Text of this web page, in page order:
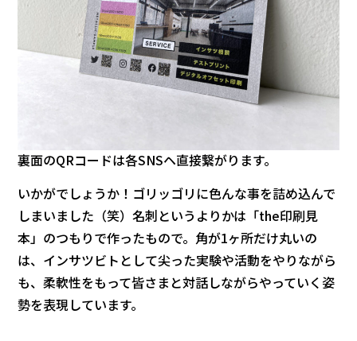
裏面のQRコードは各SNSヘ直接繋がります。
いかがでしょうか！ゴリッゴリに色んな事を詰め込んで
しまいました（笑）名刺というよりかは「the印刷見
本」のつもりで作ったもので。角が1ヶ所だけ丸いの
は、インサツビトとして尖った実験や活動をやりながら
も、柔軟性をもって皆さまと対話しながらやっていく姿
勢を表現しています。